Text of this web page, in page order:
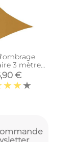
3 mètres
€